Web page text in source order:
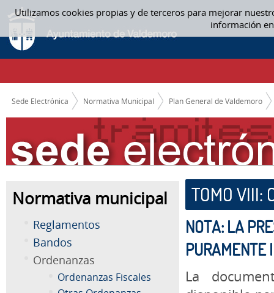
Utilizamos cookies propias y de terceros para mejorar
información
Saltar al contenido
TOMO VIII: CATÁLOGO DE BIENES A PROTEGER
CAMINO DE MIGAS
Sede Electrónica Normativa Municipal Plan General de Valdemoro
Normativa municipal
Reglamentos
Bandos
Ordenanzas
Ordenanzas Fiscales
TOMO VIII:
NOTA: LA
PURAMENTE
La